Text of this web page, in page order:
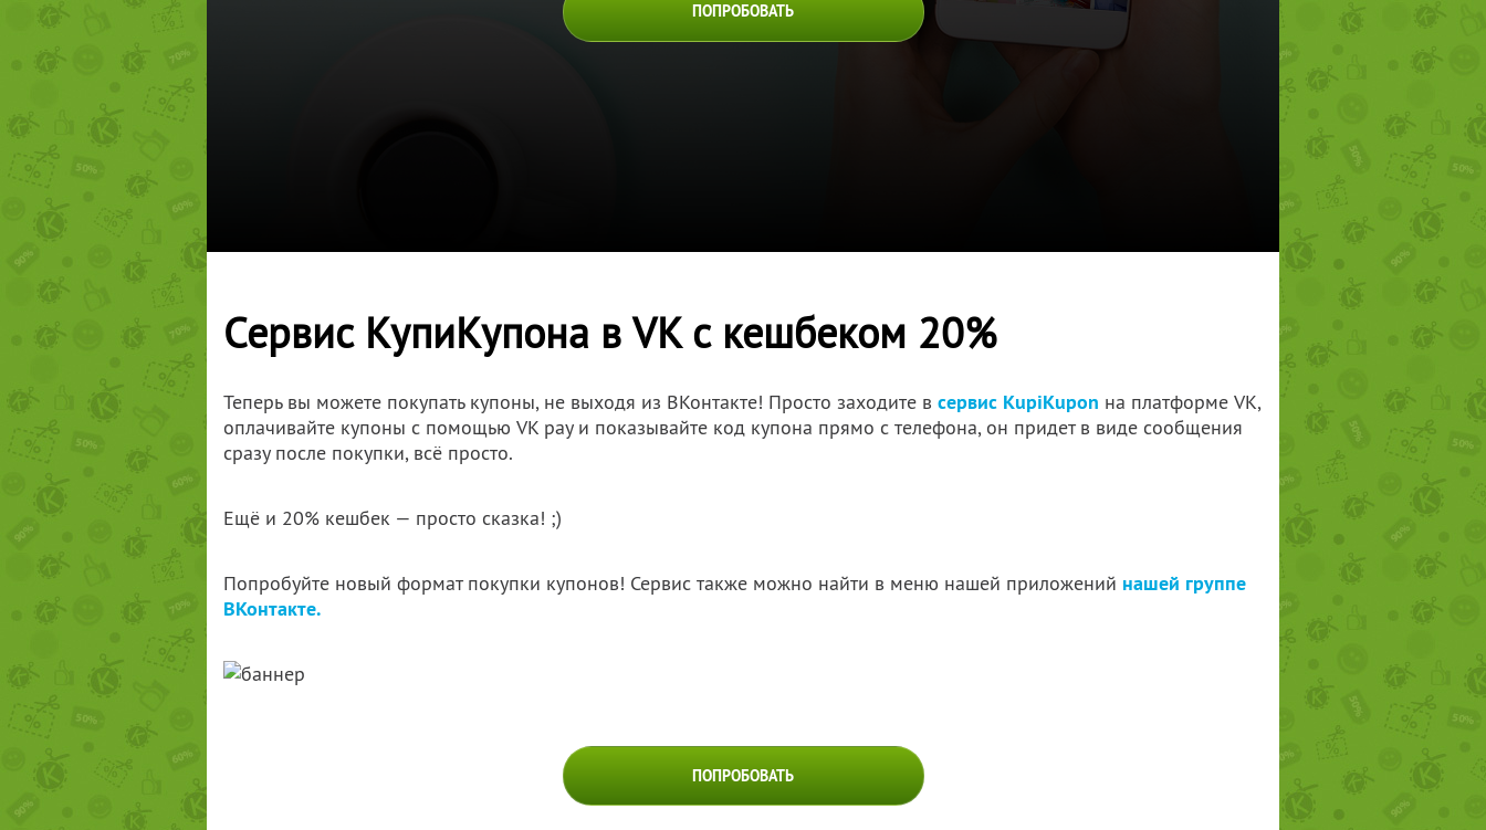
ПОПРОБОВАТЬ
Сервис КупиКупона в VK с кешбеком 20%
Теперь вы можете покупать купоны, не выходя из ВКонтакте! Просто заходите в сервис KupiKupon на платформе VK,
оплачивайте купоны с помощью VK pay и показывайте код купона прямо с телефона, он придет в виде сообщения
сразу после покупки, всё просто.
Ещё и 20% кешбек — просто сказка! ;)
Попробуйте новый формат покупки купонов! Сервис также можно найти в меню нашей приложений нашей группе
ВКонтакте.
ПОПРОБОВАТЬ